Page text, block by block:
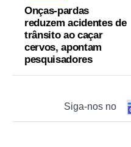
Onças-pardas
reduzem acidentes de
trânsito ao caçar
cervos, apontam
pesquisadores
Siga-nos no